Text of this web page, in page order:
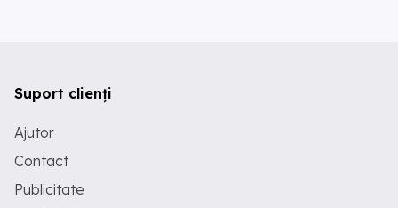
Suport clienți
Ajutor
Contact
Publicitate